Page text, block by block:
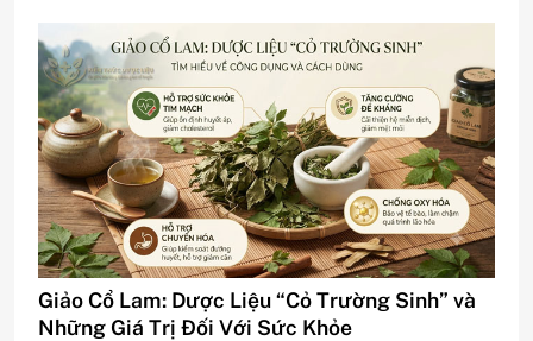
Giảo Cổ Lam: Dược Liệu “Cỏ Trường Sinh” và
Những Giá Trị Đối Với Sức Khỏe